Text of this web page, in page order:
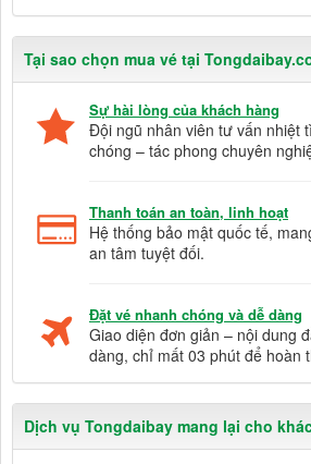
Tại sao chọn mua vé tại
Sự hài lòng của khách hàng
Đội ngũ nhân viên tư vấn nhiệt
chóng – tác phong chuyên
Thanh toán an toàn, linh hoạt
Hệ thống bảo mật quốc tế,
an tâm tuyệt đối.
Đặt vé nhanh chóng và dễ dàng
Giao diện đơn giản – nội dung
dàng, chỉ mất 03 phút để hoàn
Dịch vụ Tongdaibay mang lại cho